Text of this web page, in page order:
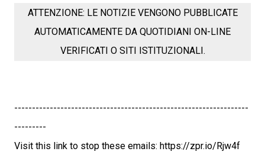
ATTENZIONE: LE NOTIZIE VENGONO PUBBLICATE
AUTOMATICAMENTE DA QUOTIDIANI ON-LINE
VERIFICATI O SITI ISTITUZIONALI.
------------------------------------------------------------------
---------
Visit this link to stop these emails: https://zpr.io/Rjw4f